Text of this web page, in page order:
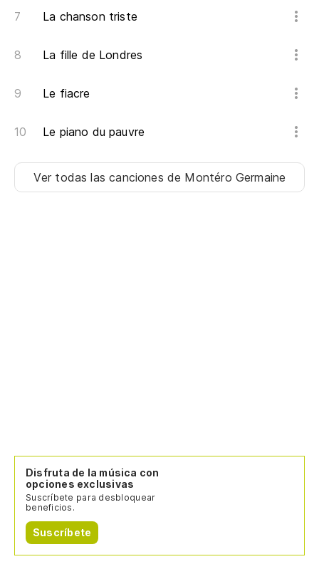
La chanson triste
La fille de Londres
Le fiacre
Le piano du pauvre
Ver todas las canciones de Montéro Germaine
Disfruta de la música con
opciones exclusivas
Suscríbete para desbloquear
beneficios.
Suscríbete